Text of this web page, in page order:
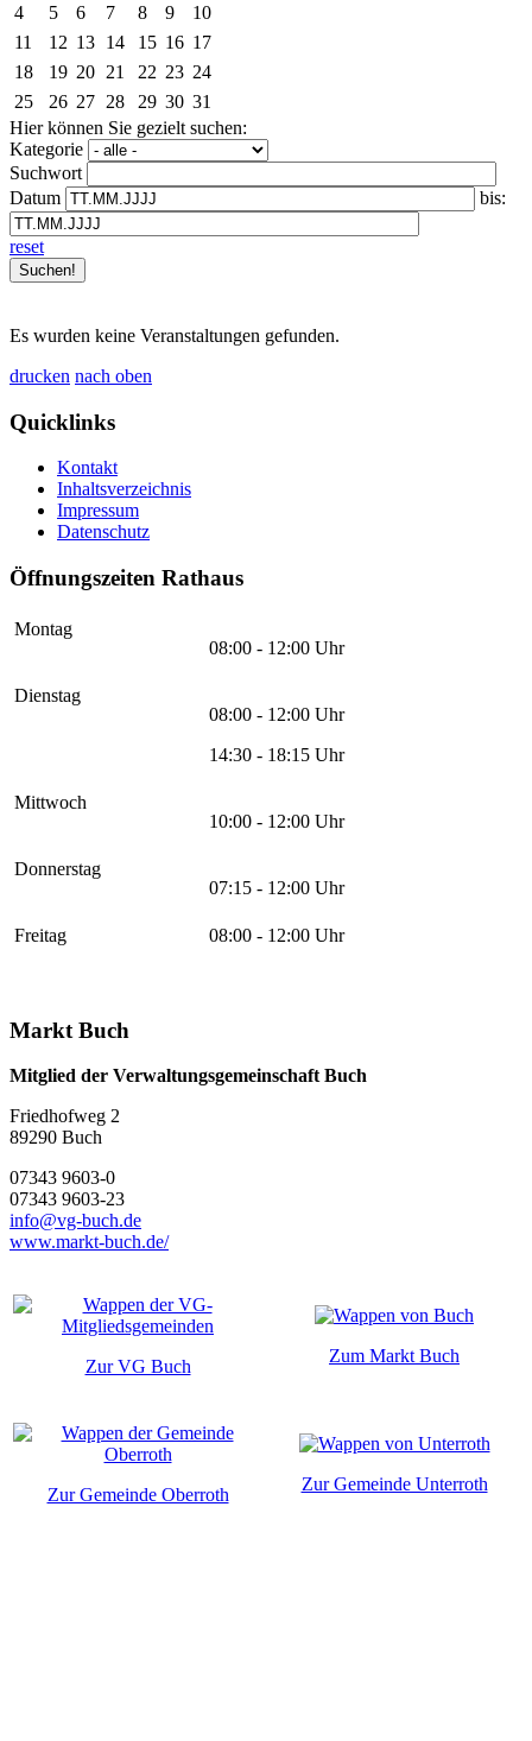
4
5 6 7 8 9
10
11
12 13 14 15 16 17
18
19 20 21 22 23 24
25
26 27 28 29 30 31
Hier können Sie gezielt suchen:
Kategorie
Suchwort
Datum
bis:
reset
Es wurden keine Veranstaltungen gefunden.
drucken nach oben
Quicklinks
Kontakt
Inhaltsverzeichnis
Impressum
Datenschutz
Öffnungszeiten Rathaus
Montag
08:00 - 12:00 Uhr
Dienstag
08:00 - 12:00 Uhr
14:30 - 18:15 Uhr
Mittwoch
10:00 - 12:00 Uhr
Donnerstag
07:15 - 12:00 Uhr
Freitag 08:00 - 12:00 Uhr
Markt Buch
Mitglied der Verwaltungsgemeinschaft Buch
Friedhofweg 2
89290 Buch
07343 9603-0
07343 9603-23
info@vg-buch.de
www.markt-buch.de/
Zur VG Buch
Zum Markt Buch
Zur Gemeinde Oberroth
Zur Gemeinde Unterroth